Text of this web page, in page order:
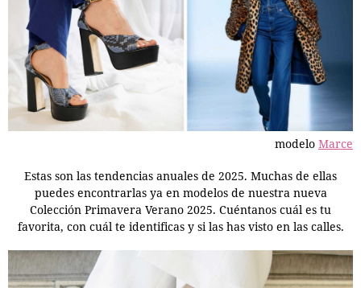
modelo Marce
Estas son las tendencias anuales de 2025. Muchas de ellas
puedes encontrarlas ya en modelos de nuestra nueva
Colección Primavera Verano 2025. Cuéntanos cuál es tu
favorita, con cuál te identificas y si las has visto en las calles.